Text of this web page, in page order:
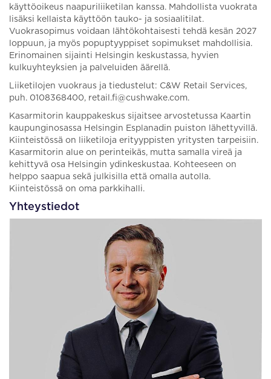
käyttöoikeus naapuriliiketilan kanssa. Mahdollista vuokrata
lisäksi kellaista käyttöön tauko- ja sosiaalitilat.
Vuokrasopimus voidaan lähtökohtaisesti tehdä kesän 2027
loppuun, ja myös popuptyyppiset sopimukset mahdollisia.
Erinomainen sijainti Helsingin keskustassa, hyvien
kulkuyhteyksien ja palveluiden äärellä.
Liiketilojen vuokraus ja tiedustelut: C&W Retail Services,
puh. 0108368400, retail.fi@cushwake.com.
Kasarmitorin kauppakeskus sijaitsee arvostetussa Kaartin
kaupunginosassa Helsingin Esplanadin puiston lähettyvillä.
Kiinteistössä on liiketiloja erityyppisten yritysten tarpeisiin.
Kasarmitorin alue on perinteikäs, mutta samalla vireä ja
kehittyvä osa Helsingin ydinkeskustaa. Kohteeseen on
helppo saapua sekä julkisilla että omalla autolla.
Kiinteistössä on oma parkkihalli.
Yhteystiedot